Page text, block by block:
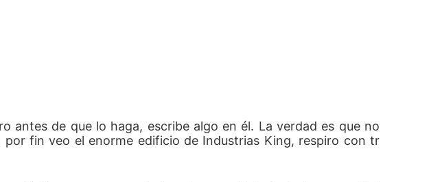
antes de que lo haga, escribe algo en él. La verdad es que no
fin veo el enorme edificio de Industrias King, respiro con tr